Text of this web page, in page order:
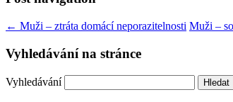
← Muži – ztráta domácí neporazitelnosti Muži –
Vyhledávání na stránce
Vyhledávání